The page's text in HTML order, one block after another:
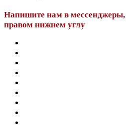
Напишите нам в
правом нижнем углу